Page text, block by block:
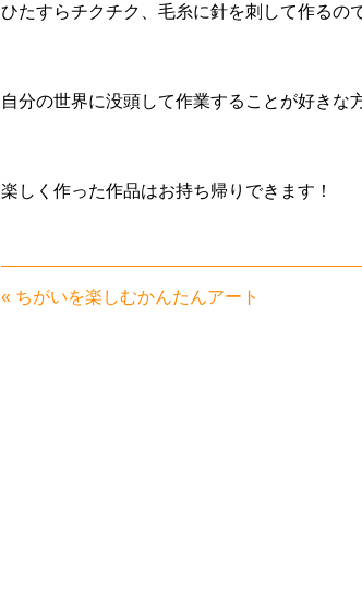
ひたすらチクチク、毛糸に針を刺して作るので
自分の世界に没頭して作業することが好きな
楽しく作った作品はお持ち帰りできます！
« ちがいを楽しむかんたんアート